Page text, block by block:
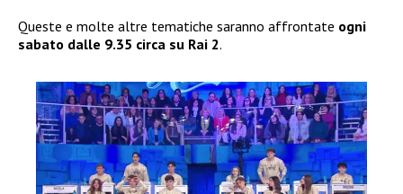
Queste e molte altre tematiche saranno affrontate ogni
sabato dalle 9.35 circa su Rai 2.